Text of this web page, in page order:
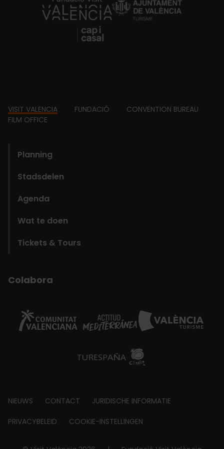
https://fundacion.visitvalencia.com/
Footer
VISIT VALENCIA FUNDACIÓ
CONVENTION BUREAU
FILM OFFICE
Planning
Stadsdelen
Agenda
Wat te doen
Tickets & Tours
Colabora
Footer
about
NIEUWS CONTACT JURIDISCHE INFORMATIE
PRIVACYBELEID COOKIE-INSTELLINGEN